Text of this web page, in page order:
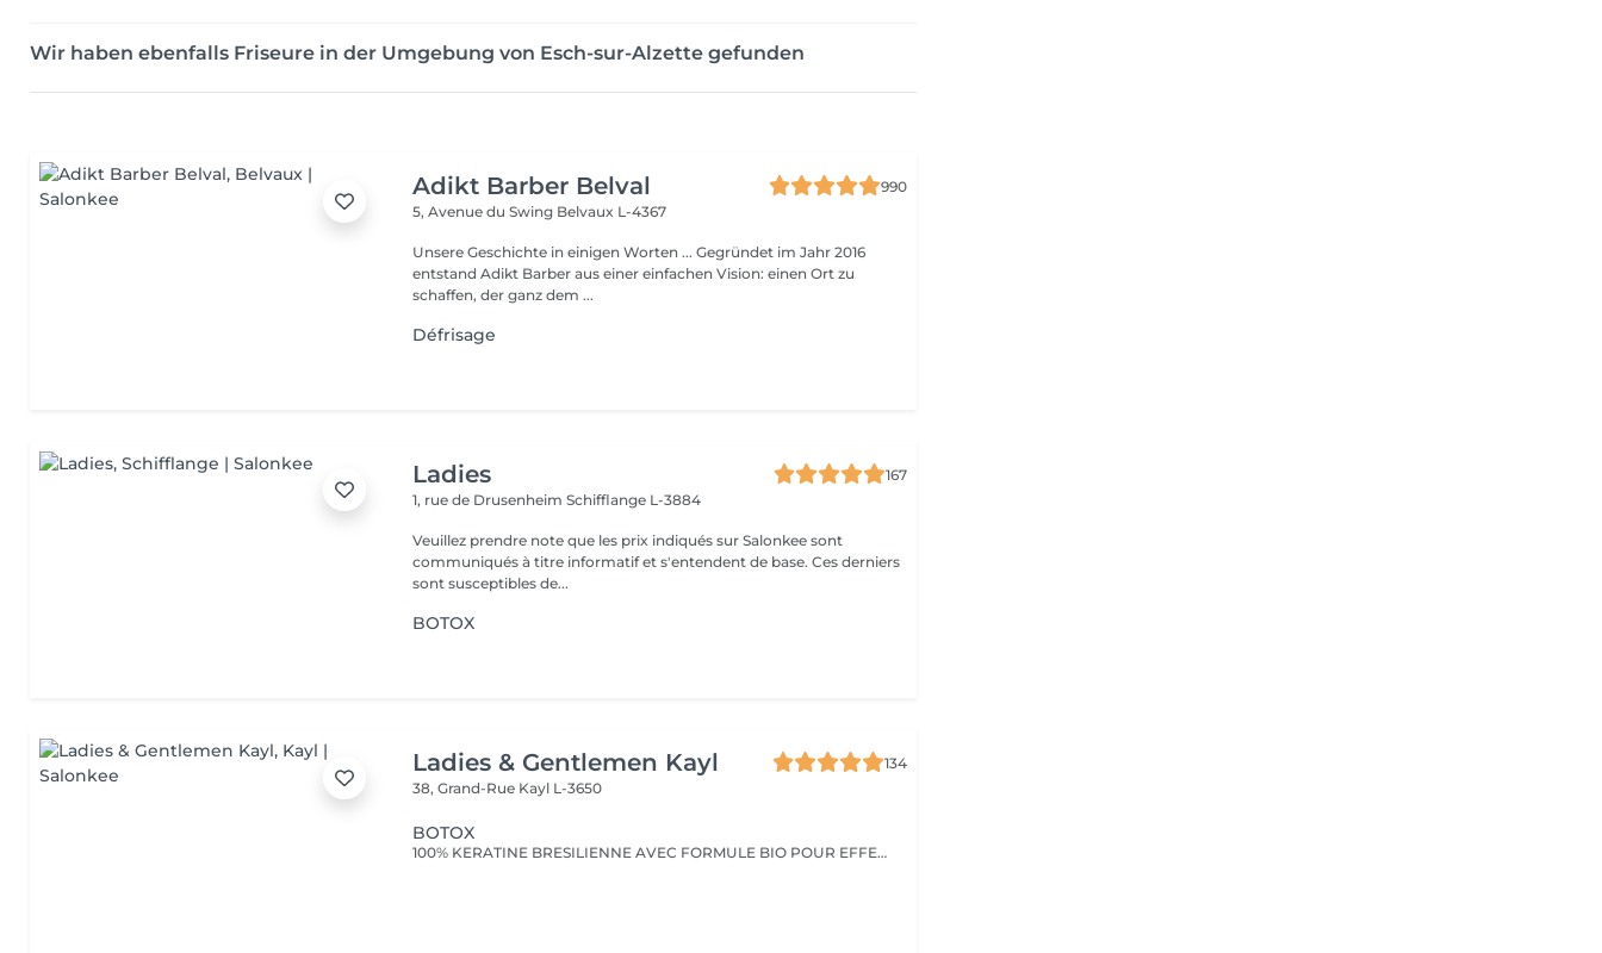
Wir haben ebenfalls Friseure in der Umgebung von Esch-sur-Alzette gefunden
Adikt Barber Belval
990
5, Avenue du Swing Belvaux L-4367
Unsere Geschichte in einigen Worten ... Gegründet im Jahr 2016
entstand Adikt Barber aus einer einfachen Vision: einen Ort zu
schaffen, der ganz dem ...
Défrisage
Ladies
167
1, rue de DrusenheimSchifflange L-3884
Veuillez prendre note que les prix indiqués sur Salonkee sont
communiqués à titre informatif et s'entendent de base. Ces derniers
sont susceptibles de...
BOTOX
Ladies & Gentlemen Kayl
134
38, Grand-Rue Kayl L-3650
BOTOX
100% KERATINE BRESILIENNE AVEC FORMULE BIO POUR EFFET NOURRISANT , BRILLANT ET REDUCTEUR DE FRIZZOTIS